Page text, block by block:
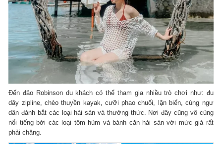
Đến đảo Robinson du khách có thể tham gia nhiều trò chơi như: đu
dây zipline, chèo thuyền kayak, cưỡi phao chuối, lặn biển, cùng ngư
dân đánh bắt các loại hải sản và thưởng thức. Nơi đây cũng vô cùng
nổi tiếng bởi các loại tôm hùm và bánh căn hải sản với mức giá rất
phải chăng.